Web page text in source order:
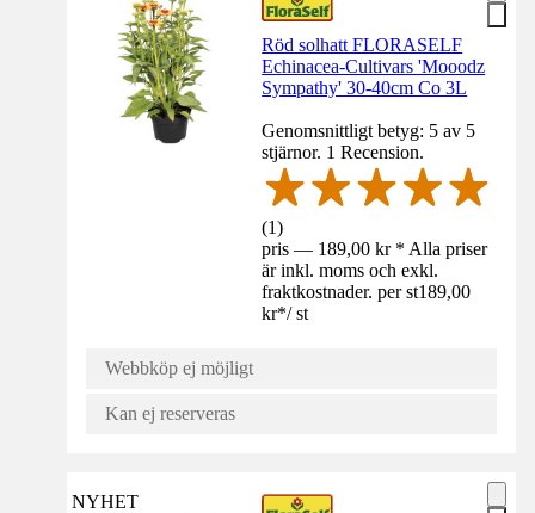
Röd solhatt FLORASELF
Echinacea-Cultivars 'Mooodz
Sympathy' 30-40cm Co 3L
Genomsnittligt betyg: 5 av 5
stjärnor. 1 Recension.
(1)
pris — 189,00 kr * Alla priser
är inkl. moms och exkl.
fraktkostnader. per st189,00
kr*/ st
Webbköp ej möjligt
Kan ej reserveras
NYHET